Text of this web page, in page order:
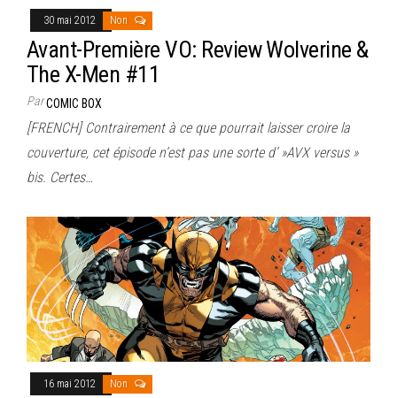
30 mai 2012 Non
Avant-Première VO: Review Wolverine &
The X-Men #11
ParCOMIC BOX
[FRENCH] Contrairement à ce que pourrait laisser croire la
couverture, cet épisode n’est pas une sorte d’ »AVX versus »
bis. Certes…
16 mai 2012 Non